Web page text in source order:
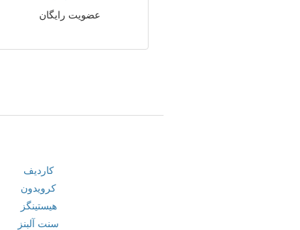
عضویت رایگان
کاردیف
کرویدون
هیستینگز
سنت آلبنز